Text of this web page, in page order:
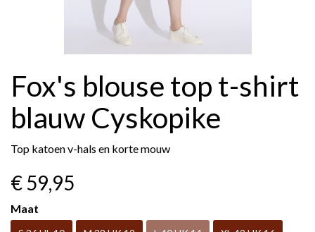
Fox's blouse top t-shirt
blauw Cyskopike
Top katoen v-hals en korte mouw
€ 59,95
Maat